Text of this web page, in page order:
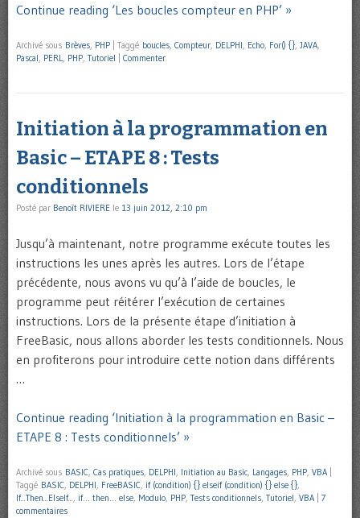
Continue reading ‘Les boucles compteur en PHP’ »
Archivé sous Brèves, PHP Taggé boucles, Compteur, DELPHI, Echo, For() {}, JAVA,
Pascal, PERL, PHP, Tutoriel Commenter
Initiation à la programmation en
Basic – ETAPE 8 : Tests
conditionnels
Posté par Benoît RIVIERE le 13 juin 2012, 2:10 pm
Jusqu’à maintenant, notre programme exécute toutes les
instructions les unes après les autres. Lors de l’étape
précédente, nous avons vu qu’à l’aide de boucles, le
programme peut réitérer l’exécution de certaines
instructions. Lors de la présente étape d’initiation à
FreeBasic, nous allons aborder les tests conditionnels. Nous
en profiterons pour introduire cette notion dans différents
…
Continue reading ‘Initiation à la programmation en Basic –
ETAPE 8 : Tests conditionnels’ »
Archivé sous BASIC, Cas pratiques, DELPHI, Initiation au Basic, Langages, PHP, VBA
Taggé BASIC, DELPHI, FreeBASIC, if (condition) {} elseif (condition) {} else {},
If...Then...ElseIf..., if… then… else, Modulo, PHP, Tests conditionnels, Tutoriel, VBA
7
commentaires